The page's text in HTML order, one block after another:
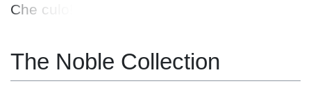
Che culo!
The Noble Collection